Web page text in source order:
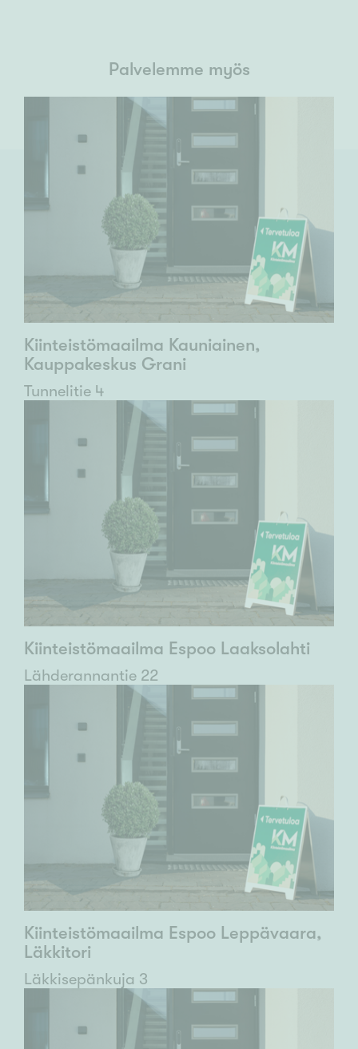
Palvelemme myös
Kiinteistömaailma Kauniainen,
Kauppakeskus Grani
Tunnelitie 4
Kiinteistömaailma Espoo Laaksolahti
Lähderannantie 22
Kiinteistömaailma Espoo Leppävaara,
Läkkitori
Läkkisepänkuja 3